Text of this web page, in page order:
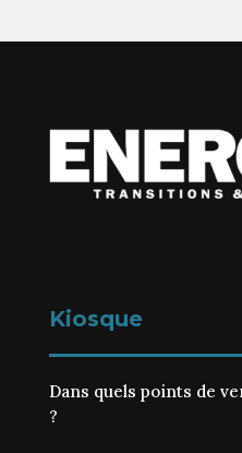
Kiosque
Dans quels points de
?